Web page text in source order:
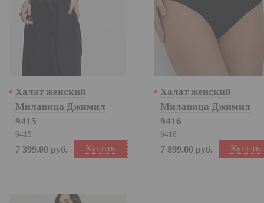
Халат женский
Милавица Джимил
9415
9415
Купить
7 399.00 руб.
Халат женский
Милавица Джимил
9416
9416
Купить
7 899.00 руб.